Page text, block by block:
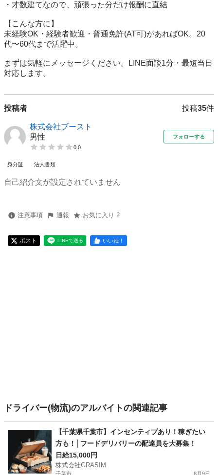
・才数建てなので、頑張った分だけ報酬に直結
【こんな方に】
未経験OK・経験者歓迎・普通免許(AT可)があればOK。20
代〜60代まで活躍中。
まずは気軽にメッセージください。LINE面談1分・最短当日
対応します。
投稿者 投稿35件
株式会社ブースト
男性
0.0
フォローする
身分証 法人書類
自己紹介文が設定されていません
注意事項 通報 お気に入り 2
ポスト LINEで送る いいね！
ドライバー(物流)のアルバイトの関連記事
【千葉県千葉市】インセンティブあり！稼ぎたい
方も！│フードデリバリーの配達員を大募集！
日給15,000円
株式会社GRASIM
千葉市 8月9日